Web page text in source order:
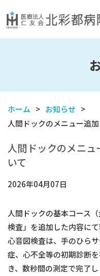
ホーム
お知らせ
人間ドックのメニュー追
人間ドックのメニ
いて
2026年04月07日
人間ドックの基本コース
検査」を追加した内容にて
心音図検査は、手のひら
症、心不全等の初期診断
き、数秒間の測定で完了し